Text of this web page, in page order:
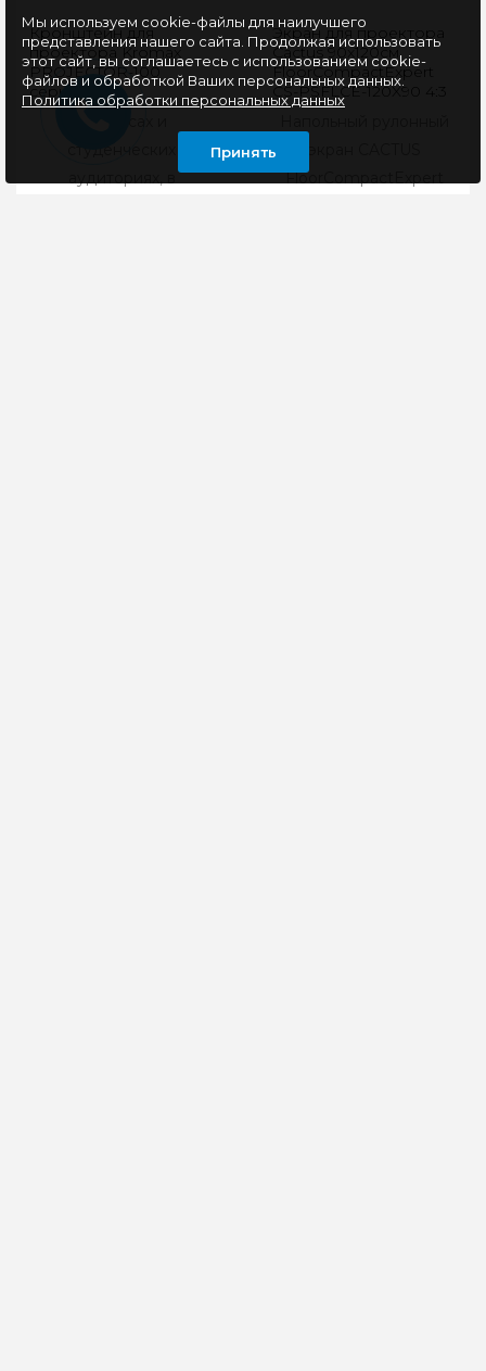
Кронштейн для
проектора Kromax
PROJECTOR-100
серый
Экран для проектора
Cactus 90x120см
FloorCompactExpert
CS-PSFLCE-120X90 4:3
напольный рулонный
FloorCompactExpert
Мы используем cookie-файлы для наилучшего
представления нашего сайта. Продолжая использовать
этот сайт, вы соглашаетесь с использованием cookie-
файлов и обработкой Ваших персональных данных.
Политика обработки персональных данных
Принять